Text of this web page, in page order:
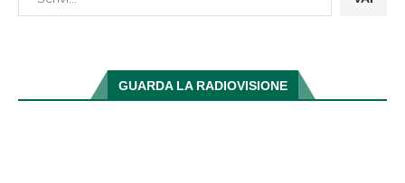
GUARDA LA RADIOVISIONE